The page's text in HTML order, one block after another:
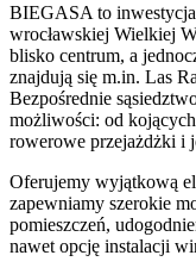
BIEGASA to
wrocławskiej Wielkiej
blisko centrum, a
znajdują się m.in. Las
Bezpośrednie
możliwości: od
rowerowe przejażdżki i
Oferujemy wyjątkową
zapewniamy szerokie
pomieszczeń,
nawet opcję instalacji